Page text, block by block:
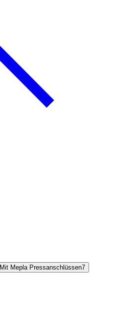
Mit Mepla Pressanschlüssen7